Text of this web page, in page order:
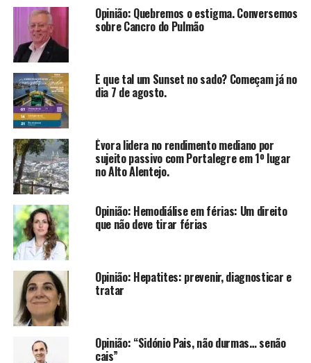
Opinião: Quebremos o estigma. Conversemos
sobre Cancro do Pulmão
E que tal um Sunset no sado? Começam já no
dia 7 de agosto.
Évora lidera no rendimento mediano por
sujeito passivo com Portalegre em 1º lugar
no Alto Alentejo.
Opinião: Hemodiálise em férias: Um direito
que não deve tirar férias
Opinião: Hepatites: prevenir, diagnosticar e
tratar
Opinião: “Sidónio Pais, não durmas… senão
cais”